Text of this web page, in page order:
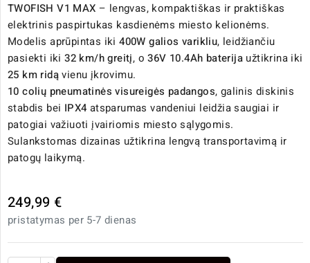
TWOFISH V1 MAX – lengvas, kompaktiškas ir praktiškas
elektrinis paspirtukas kasdienėms miesto kelionėms.
Modelis aprūpintas iki400W galios varikliu, leidžiančiu
pasiekti iki32 km/h greitį, o36V 10.4Ah baterija užtikrina iki
25 km ridąvienu įkrovimu.
10 colių pneumatinės visureigės padangos, galinis diskinis
stabdis bei IPX4 atsparumas vandeniui leidžia saugiai ir
patogiai važiuoti įvairiomis miesto sąlygomis.
Sulankstomas dizainas užtikrina lengvą transportavimą ir
patogų laikymą.
249,99 €
pristatymas per 5-7 dienas